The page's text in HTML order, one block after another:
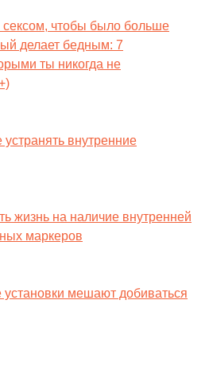
сексом, чтобы было больше
делает бедным: 7
ты никогда не
внутренние
жизнь на наличие внутренней
маркеров
установки мешают добиваться